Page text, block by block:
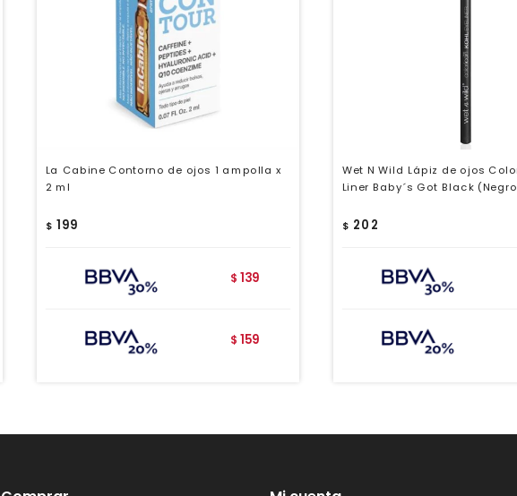
La Cabine Contorno de ojos 1 ampolla x
2 ml
$ 199
$ 139
$ 159
Wet N Wild Lápiz de ojos
Liner Baby´s Got Black
$ 202